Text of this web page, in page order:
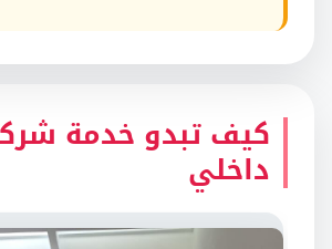
كيف تبدو خدمة
داخلي